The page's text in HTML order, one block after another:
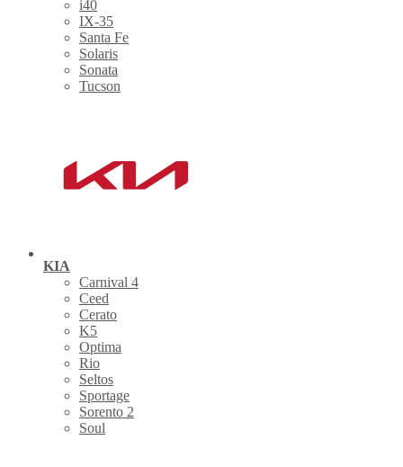
i40
IX-35
Santa Fe
Solaris
Sonata
Tucson
KIA
Carnival 4
Ceed
Cerato
K5
Optima
Rio
Seltos
Sportage
Sorento 2
Soul